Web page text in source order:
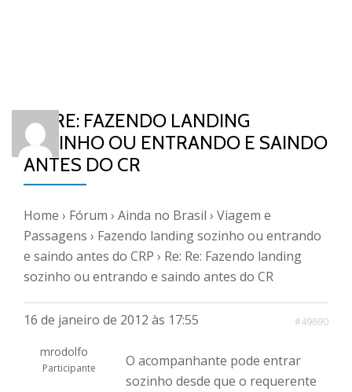
RE: RE: FAZENDO LANDING
SOZINHO OU ENTRANDO E SAINDO
ANTES DO CR
Home › Fórum › Ainda no Brasil › Viagem e
Passagens › Fazendo landing sozinho ou entrando
e saindo antes do CRP › Re: Re: Fazendo landing
sozinho ou entrando e saindo antes do CR
16 de janeiro de 2012 às 17:55 #49690
mrodolfo
Participante
O acompanhante pode entrar
sozinho desde que o requerente